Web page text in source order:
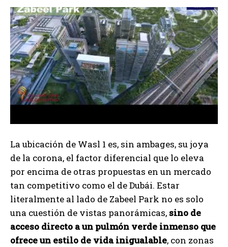
La ubicación de Wasl 1 es, sin ambages, su joya
de la corona, el factor diferencial que lo eleva
por encima de otras propuestas en un mercado
tan competitivo como el de Dubái. Estar
literalmente al lado de Zabeel Park no es solo
una cuestión de vistas panorámicas, sino de
acceso directo a un pulmón verde inmenso que
ofrece un estilo de vida inigualable, con zonas